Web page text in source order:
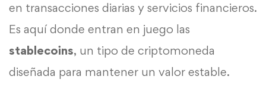
en transacciones diarias y servicios financieros.
Es aquí donde entran en juego las
stablecoins, un tipo de criptomoneda
diseñada para mantener un valor estable.